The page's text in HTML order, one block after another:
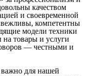
качеством
и своевременной
компетентны
модели техники
товары и услуги
— честными и
важно для нашей